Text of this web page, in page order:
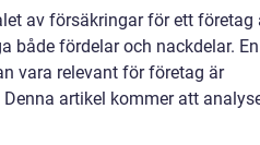
av försäkringar för ett företag
både fördelar och nackdelar.
vara relevant för företag är
artikel kommer att